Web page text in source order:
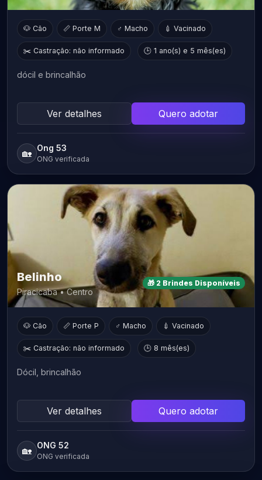
🐶 Cão 📏 Porte M ♂ Macho 💉 Vacinado
✂️ Castração: não informado 🕒 1 ano(s) e 5 mês(es)
dócil e brincalhão
Ver detalhes Quero adotar
🏡 Ong 53
ONG verificada
Belinho
Piracicaba • Centro
🎁 2 Brindes Disponíveis
🐶 Cão 📏 Porte P ♂ Macho 💉 Vacinado
✂️ Castração: não informado 🕒 8 mês(es)
Dócil, brincalhão
Ver detalhes Quero adotar
🏡 ONG 52
ONG verificada